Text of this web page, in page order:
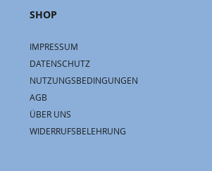
SHOP
IMPRESSUM
DATENSCHUTZ
NUTZUNGSBEDINGUNGEN
AGB
ÜBER UNS
WIDERRUFSBELEHRUNG